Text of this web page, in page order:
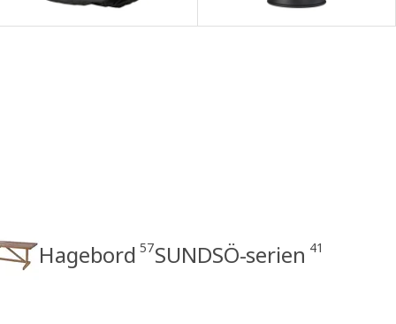
Hagebord 57SUNDSÖ-serien 41